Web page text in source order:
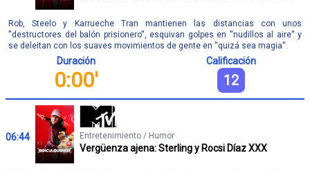
Rob, Steelo y Karrueche Tran mantienen las distancias con unos
''destructores del balón prisionero'', esquivan golpes en ''nudillos al aire'' y
se deleitan con los suaves movimientos de gente en ''quizá sea magia''.
Duración
0:00'
Calificación
12
06:44 Entretenimiento / Humor
Vergüenza ajena: Sterling y Rocsi Díaz XXX